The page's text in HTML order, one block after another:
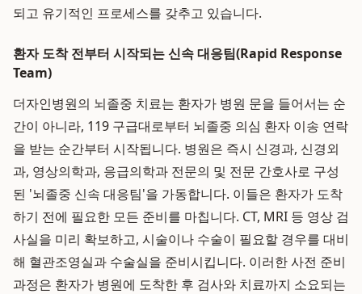
되고 유기적인 프로세스를 갖추고 있습니다.
환자 도착 전부터 시작되는 신속 대응팀(Rapid Response
Team)
더자인병원의 뇌졸중 치료는 환자가 병원 문을 들어서는 순
간이 아니라, 119 구급대로부터 뇌졸중 의심 환자 이송 연락
을 받는 순간부터 시작됩니다. 병원은 즉시 신경과, 신경외
과, 영상의학과, 응급의학과 전문의 및 전문 간호사로 구성
된 '뇌졸중 신속 대응팀'을 가동합니다. 이들은 환자가 도착
하기 전에 필요한 모든 준비를 마칩니다. CT, MRI 등 영상 검
사실을 미리 확보하고, 시술이나 수술이 필요할 경우를 대비
해 혈관조영실과 수술실을 준비시킵니다. 이러한 사전 준비
과정은 환자가 병원에 도착한 후 검사와 치료까지 소요되는